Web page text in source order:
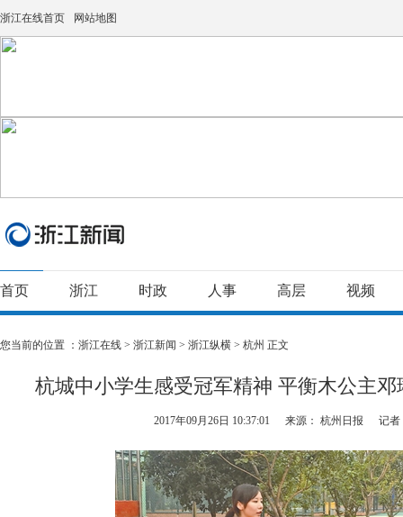
浙江在线首页 网站地图
首页 浙江 时政 人事 高层 视频
您当前的位置 ： 浙江在线 > 浙江新闻 > 浙江纵横 > 杭州 正文
杭城中小学生感受冠军精神 平衡木公主
2017年09月26日 10:37:01 来源： 杭州日报 记者